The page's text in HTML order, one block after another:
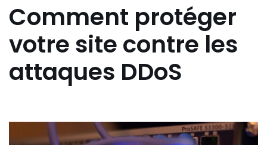
Comment protéger
votre site contre les
attaques DDoS